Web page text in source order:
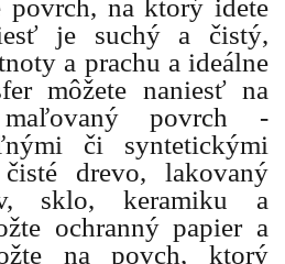
povrch, na ktorý idete
je suchý a čistý,
a prachu a ideálne
môžete naniesť na
povrch -
či syntetickými
drevo, lakovaný
sklo, keramiku a
ochranný papier a
na povch, ktorý